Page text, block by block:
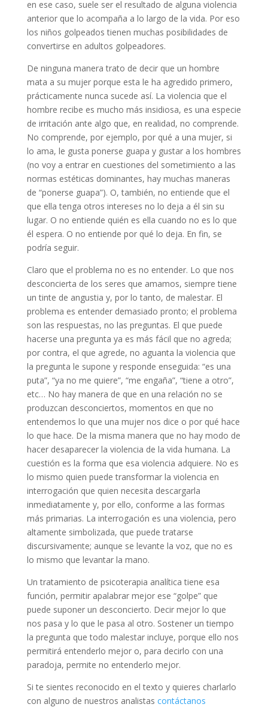
en ese caso, suele ser el resultado de alguna violencia
anterior que lo acompaña a lo largo de la vida. Por eso
los niños golpeados tienen muchas posibilidades de
convertirse en adultos golpeadores.
De ninguna manera trato de decir que un hombre
mata a su mujer porque esta le ha agredido primero,
prácticamente nunca sucede así. La violencia que el
hombre recibe es mucho más insidiosa, es una especie
de irritación ante algo que, en realidad, no comprende.
No comprende, por ejemplo, por qué a una mujer, si
lo ama, le gusta ponerse guapa y gustar a los hombres
(no voy a entrar en cuestiones del sometimiento a las
normas estéticas dominantes, hay muchas maneras
de “ponerse guapa”). O, también, no entiende que el
que ella tenga otros intereses no lo deja a él sin su
lugar. O no entiende quién es ella cuando no es lo que
él espera. O no entiende por qué lo deja. En fin, se
podría seguir.
Claro que el problema no es no entender. Lo que nos
desconcierta de los seres que amamos, siempre tiene
un tinte de angustia y, por lo tanto, de malestar. El
problema es entender demasiado pronto; el problema
son las respuestas, no las preguntas. El que puede
hacerse una pregunta ya es más fácil que no agreda;
por contra, el que agrede, no aguanta la violencia que
la pregunta le supone y responde enseguida: “es una
puta”, “ya no me quiere”, “me engaña”, “tiene a otro”,
etc… No hay manera de que en una relación no se
produzcan desconciertos, momentos en que no
entendemos lo que una mujer nos dice o por qué hace
lo que hace. De la misma manera que no hay modo de
hacer desaparecer la violencia de la vida humana. La
cuestión es la forma que esa violencia adquiere. No es
lo mismo quien puede transformar la violencia en
interrogación que quien necesita descargarla
inmediatamente y, por ello, conforme a las formas
más primarias. La interrogación es una violencia, pero
altamente simbolizada, que puede tratarse
discursivamente; aunque se levante la voz, que no es
lo mismo que levantar la mano.
Un tratamiento de psicoterapia analítica tiene esa
función, permitir apalabrar mejor ese “golpe” que
puede suponer un desconcierto. Decir mejor lo que
nos pasa y lo que le pasa al otro. Sostener un tiempo
la pregunta que todo malestar incluye, porque ello nos
permitirá entenderlo mejor o, para decirlo con una
paradoja, permite no entenderlo mejor.
Si te sientes reconocido en el texto y quieres charlarlo
con alguno de nuestros analistas contáctanos